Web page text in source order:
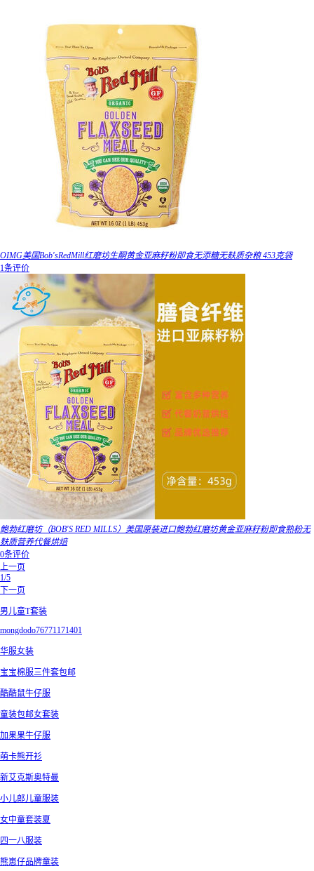
OIMG美国Bob'sRedMill红磨坊生酮黄金亚麻籽粉即食无添糖无麸质杂粮 453克袋
1条评价
鲍勃红磨坊（BOB'S RED MILLS）美国原装进口鲍勃红磨坊黄金亚麻籽粉即食熟粉无
麸质营养代餐烘焙
0条评价
上一页
1/5
下一页
男儿童T套装
mongdodo76771171401
华服女装
宝宝棉服三件套包邮
酷酷鼠牛仔服
童装包邮女套装
加果果牛仔服
萌卡熊开衫
新艾克斯奥特曼
小儿郎儿童服装
女中童套装夏
四一八服装
熊崽仔品牌童装